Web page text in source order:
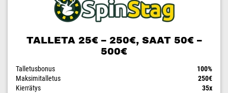
TALLETA 25€ – 250€, SAAT 50€ –
500€
Talletusbonus
100%
Maksimitalletus
250€
Kierrätys
35x